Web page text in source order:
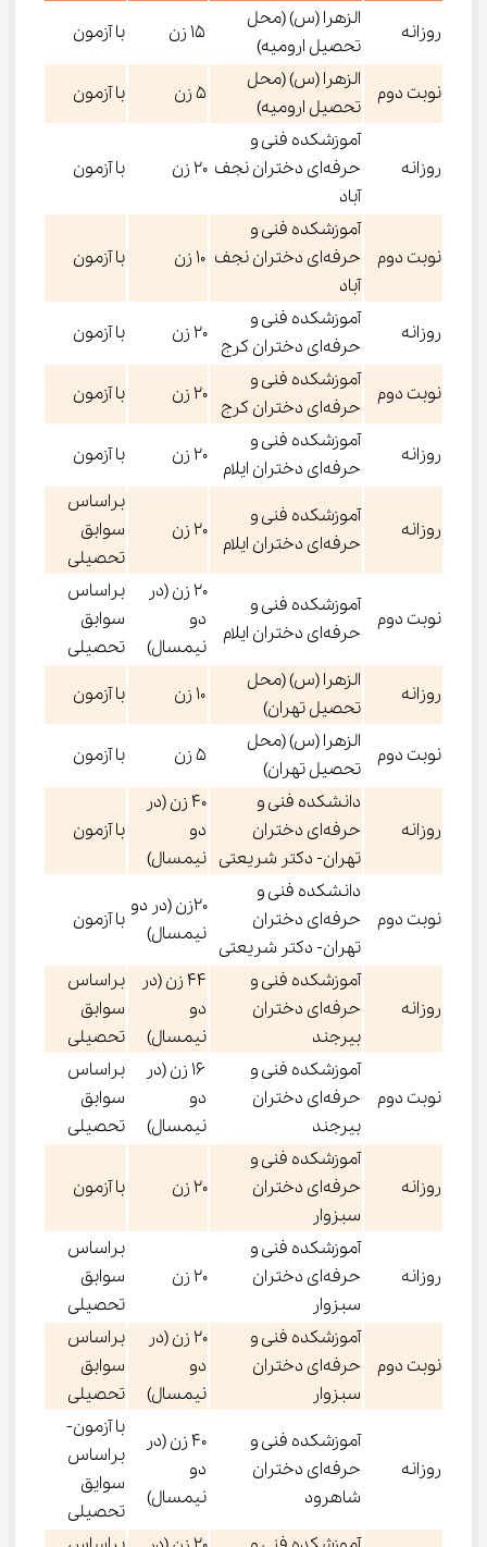
روزانه
الزهرا (س) (محل
تحصیل ارومیه)
۱۵ زن با آزمون
نوبت دوم
الزهرا (س) (محل
تحصیل ارومیه)
۵ زن با آزمون
روزانه
آموزشکده فنی و
حرفه‌ای دختران نجف
آباد
۲۰ زن با آزمون
نوبت دوم
آموزشکده فنی و
حرفه‌ای دختران نجف
آباد
۱۰ زن با آزمون
روزانه
آموزشکده فنی و
حرفه‌ای دختران کرج
۲۰ زن با آزمون
نوبت دوم
آموزشکده فنی و
حرفه‌ای دختران کرج
۲۰ زن با آزمون
روزانه
آموزشکده فنی و
حرفه‌ای دختران ایلام
۲۰ زن با آزمون
روزانه
آموزشکده فنی و
حرفه‌ای دختران ایلام
۲۰ زن
براساس
سوابق
تحصیلی
نوبت دوم
آموزشکده فنی و
حرفه‌ای دختران ایلام
۲۰ زن (در
دو
نیمسال)
براساس
سوابق
تحصیلی
روزانه
الزهرا (س) (محل
تحصیل تهران)
۱۰ زن با آزمون
نوبت دوم
الزهرا (س) (محل
تحصیل تهران)
۵ زن با آزمون
روزانه
دانشکده فنی و
حرفه‌ای دختران
تهران- دکتر شریعتی
۴۰ زن (در
دو
نیمسال)
با آزمون
نوبت دوم
دانشکده فنی و
حرفه‌ای دختران
تهران- دکتر شریعتی
۲۰زن (در دو
نیمسال)
با آزمون
روزانه
آموزشکده فنی و
حرفه‌ای دختران
بیرجند
۴۴ زن (در
دو
نیمسال)
براساس
سوابق
تحصیلی
نوبت دوم
آموزشکده فنی و
حرفه‌ای دختران
بیرجند
۱۶ زن (در
دو
نیمسال)
براساس
سوابق
تحصیلی
روزانه
آموزشکده فنی و
حرفه‌ای دختران
سبزوار
۲۰ زن با آزمون
روزانه
آموزشکده فنی و
حرفه‌ای دختران
سبزوار
۲۰ زن
براساس
سوابق
تحصیلی
نوبت دوم
آموزشکده فنی و
حرفه‌ای دختران
سبزوار
۲۰ زن (در
دو
نیمسال)
براساس
سوابق
تحصیلی
روزانه
آموزشکده فنی و
حرفه‌ای دختران
شاهرود
۴۰ زن (در
دو
نیمسال)
با آزمون-
براساس
سوایق
تحصیلی